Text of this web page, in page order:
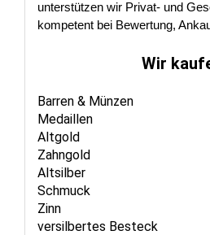
unterstützen wir Privat- und
kompetent bei Bewertung,
Wir
Barren & Münzen
Medaillen
Altgold
Zahngold
Altsilber
Schmuck
Zinn
versilbertes Besteck